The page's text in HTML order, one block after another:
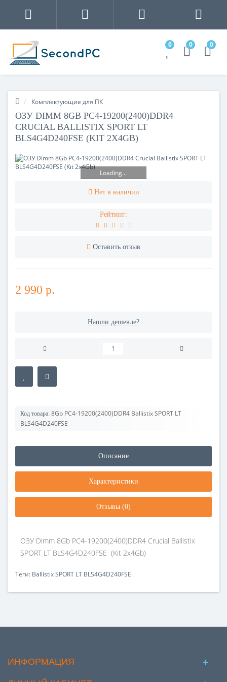
0 0 0
Комплектующие для ПК
ОЗУ DIMM 8GB PC4-19200(2400)DDR4
CRUCIAL BALLISTIX SPORT LT
BLS4G4D240FSE (KIT 2X4GB)
Loading...
Нет в наличии
Рейтинг:
Оставить отзыв
2 990 р.
Нашли дешевле?
Код товара: 8Gb PC4-19200(2400)DDR4 Ballistix SPORT LT
BLS4G4D240FSE
Описание
Характеристики
Отзывы (0)
ОЗУ Dimm 8Gb PC4-19200(2400)DDR4 Crucial Ballistix
SPORT LT BLS4G4D240FSE (Kit 2x4Gb)
Теги: Ballistix SPORT LT BLS4G4D240FSE
ИНФОРМАЦИЯ